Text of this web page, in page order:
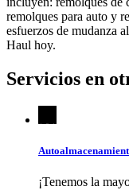
remolques para auto y
esfuerzos de mudanza
Haul hoy.
Servicios en
¡Tenemos la